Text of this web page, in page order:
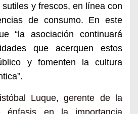
y frescos, en línea con
de consumo. En este
“la asociación continuará
que acerquen estos
y fomenten la cultura
Luque, gerente de la
énfasis en la importancia